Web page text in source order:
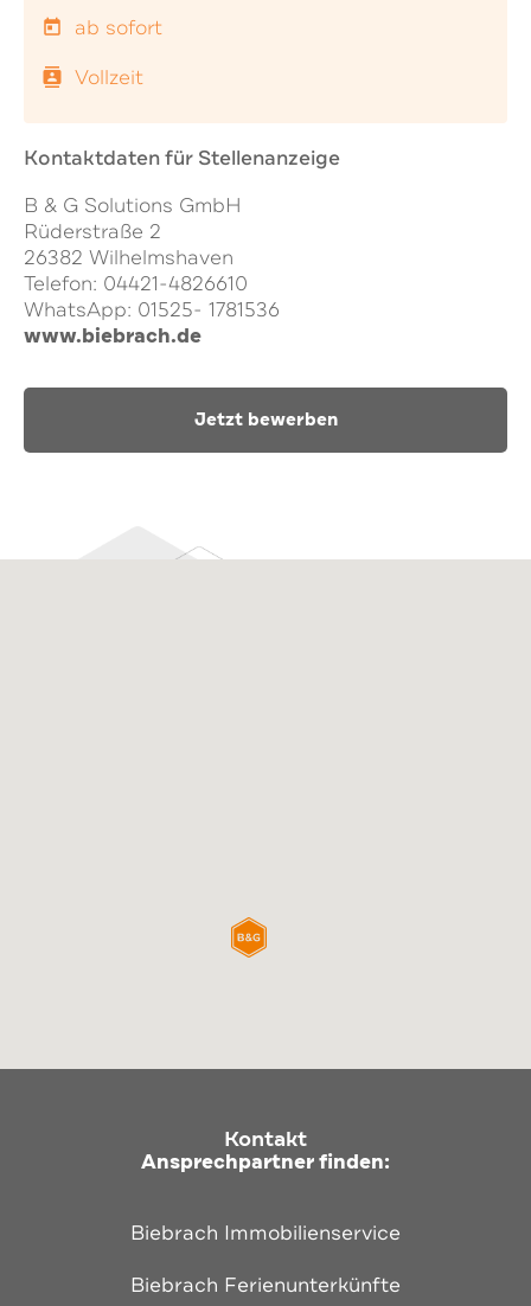
today ab sofort
contacts Vollzeit
Kontaktdaten für Stellenanzeige
B & G Solutions GmbH
Rüderstraße 2
26382 Wilhelmshaven
Telefon: 04421-4826610
WhatsApp: 01525- 1781536
www.biebrach.de
Jetzt bewerben
Kontakt
Ansprechpartner finden:
Biebrach Immobilienservice
Biebrach Ferienunterkünfte